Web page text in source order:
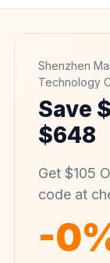
Shenzhen
Technology
Save
$648
Get $105
code at
-